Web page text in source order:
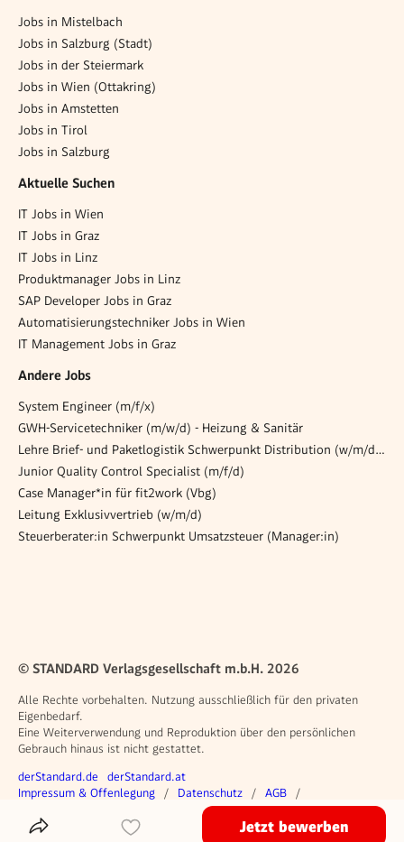
Jobs in Mistelbach
Jobs in Salzburg (Stadt)
Jobs in der Steiermark
Jobs in Wien (Ottakring)
Jobs in Amstetten
Jobs in Tirol
Jobs in Salzburg
Aktuelle Suchen
IT Jobs in Wien
IT Jobs in Graz
IT Jobs in Linz
Produktmanager Jobs in Linz
SAP Developer Jobs in Graz
Automatisierungstechniker Jobs in Wien
IT Management Jobs in Graz
Andere Jobs
System Engineer (m/f/x)
GWH-Servicetechniker (m/w/d) - Heizung & Sanitär
Lehre Brief- und Paketlogistik Schwerpunkt Distribution (w/m/d) 4111 Walding
Junior Quality Control Specialist (m/f/d)
Case Manager*in für fit2work (Vbg)
Leitung Exklusivvertrieb (w/m/d)
Steuerberater:in Schwerpunkt Umsatzsteuer (Manager:in)
Das Inserat Teilen Jetzt bewerben
© STANDARD Verlagsgesellschaft m.b.H. 2026
Alle Rechte vorbehalten. Nutzung ausschließlich für den privaten
Eigenbedarf.
Eine Weiterverwendung und Reproduktion über den persönlichen
Gebrauch hinaus ist nicht gestattet.
Weitere Angebote
derStandard.de derStandard.at
Rechtliches
Impressum & Offenlegung Datenschutz
AGB